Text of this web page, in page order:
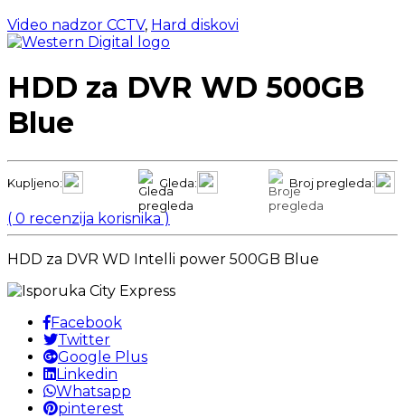
Video nadzor CCTV, Hard diskovi
HDD za DVR WD 500GB
Blue
Kupljeno: Gleda: Broj pregleda:
( 0 recenzija korisnika )
HDD za DVR WD Intelli power 500GB Blue
Facebook
Twitter
Google Plus
Linkedin
Whatsapp
pinterest